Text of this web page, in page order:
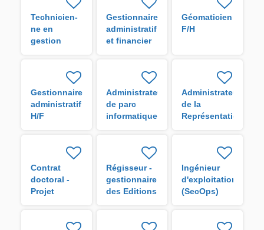
Technicien-
ne en
gestion
Gestionnaire
administratif
et financier
Géomaticien
F/H
Gestionnaire
administratif
H/F
Administrateur
de parc
informatique
Administrateur
de la
Représentation
Contrat
doctoral -
Projet
Régisseur -
gestionnaire
des Editions
Ingénieur
d'exploitation
(SecOps)